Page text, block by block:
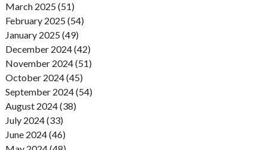
March 2025 (51)
February 2025 (54)
January 2025 (49)
December 2024 (42)
November 2024 (51)
October 2024 (45)
September 2024 (54)
August 2024 (38)
July 2024 (33)
June 2024 (46)